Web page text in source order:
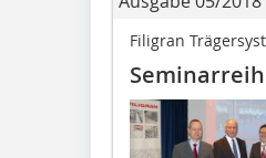
Filigran